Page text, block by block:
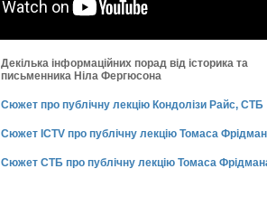
Декілька інформаційних порад від історика та
письменника Ніла Фергюсона
Сюжет про публічну лекцію Кондолізи Райс, СТБ
Сюжет ICTV про публічну лекцію Томаса
Сюжет СТБ про публічну лекцію Томаса